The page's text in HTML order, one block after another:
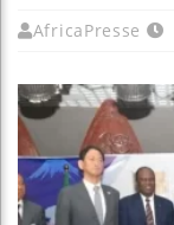
AfricaPresse